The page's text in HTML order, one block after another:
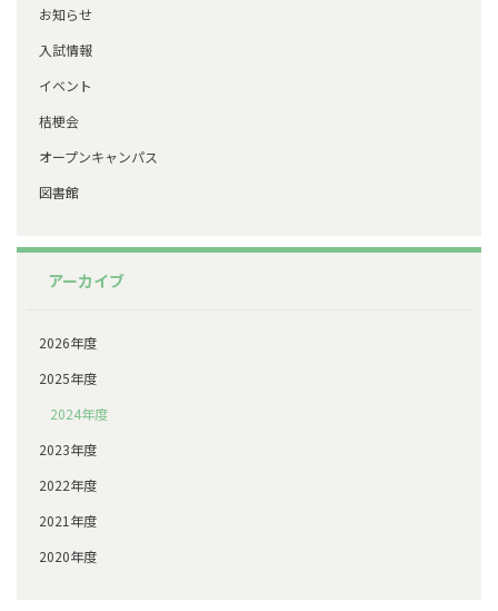
お知らせ
入試情報
イベント
桔梗会
オープンキャンパス
図書館
アーカイブ
2026年度
2025年度
2024年度
2023年度
2022年度
2021年度
2020年度